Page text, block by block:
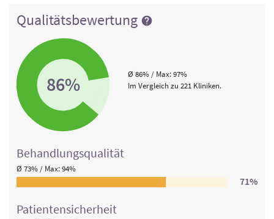
Qualitätsbewertung
86%
Ø 86% / Max: 97%
Im Vergleich zu 221 Kliniken.
Behandlungs­qualität
Ø 73% / Max: 94%
71%
Patienten­sicherheit